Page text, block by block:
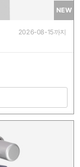
NEW
2026-08-15까지